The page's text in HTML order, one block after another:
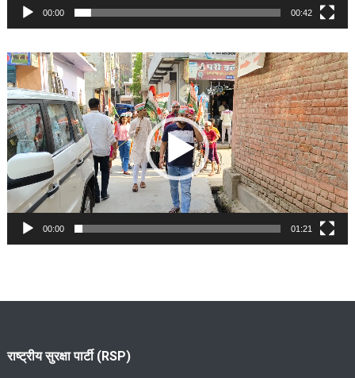
00:00 00:42
Video
Player
00:00 01:21
राष्ट्रीय सुरक्षा पार्टी (RSP)